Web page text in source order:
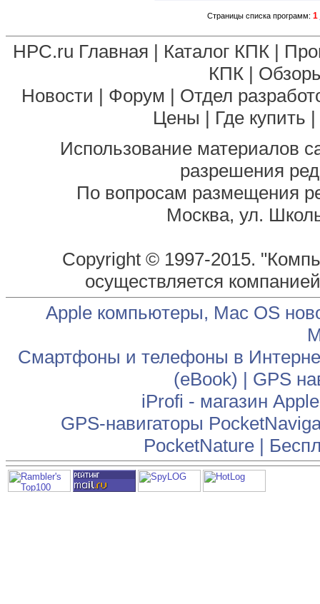
Страницы списка программ: 1
HPC.ru Главная | Каталог КПК |
КПК |
Новости | Форум | Отдел
Цены | Где купить |
Использование материалов
разрешения
По вопросам размещения
Москва, ул.
Copyright © 1997-2015.
осуществляется
Apple компьютеры, Mac OS
Смартфоны и телефоны в
(eBook) | GPS
iProfi - магазин
GPS-навигаторы
PocketNature|